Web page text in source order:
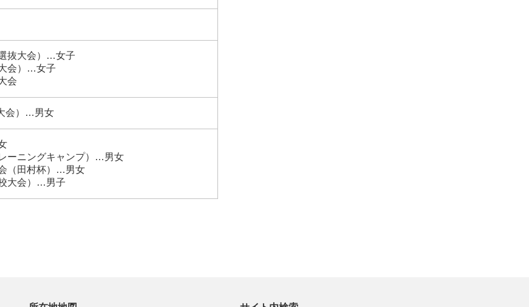
抜大会）…女子
会）…女子
会
会）…男女
ーニングキャンプ）…男女
（田村杯）…男女
大会）…男子